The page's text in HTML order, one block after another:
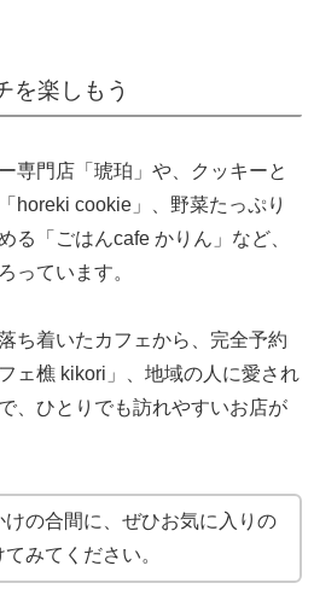
を楽しもう
専門店「琥珀」や、クッキーと
horeki cookie」、野菜たっぷり
る「ごはんcafe かりん」など、
っています。
ち着いたカフェから、完全予約
ェ樵 kikori」、地域の人に愛され
、ひとりでも訪れやすいお店が
けの合間に、ぜひお気に入りの
みてください。